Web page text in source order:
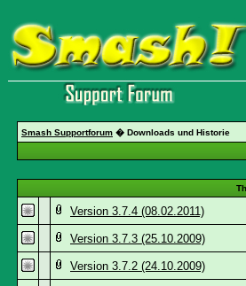
Smash Supportforum � Downloads und Historie
Version 3.7.4 (08.02.2011)
Version 3.7.3 (25.10.2009)
Version 3.7.2 (24.10.2009)